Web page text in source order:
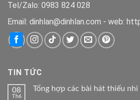
Tel/Zalo: 0983 824 028
Email: dinhlan@dinhlan.com - web:
TIN TỨC
08
Th6
Tổng hợp các bài hát thiếu nhi